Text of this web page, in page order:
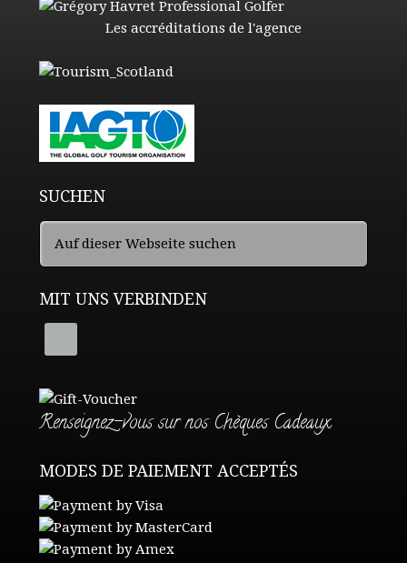
Les accréditations de l'agence
SUCHEN
MIT UNS VERBINDEN
Renseignez-vous sur nos Chèques Cadeaux
MODES DE PAIEMENT ACCEPTÉS